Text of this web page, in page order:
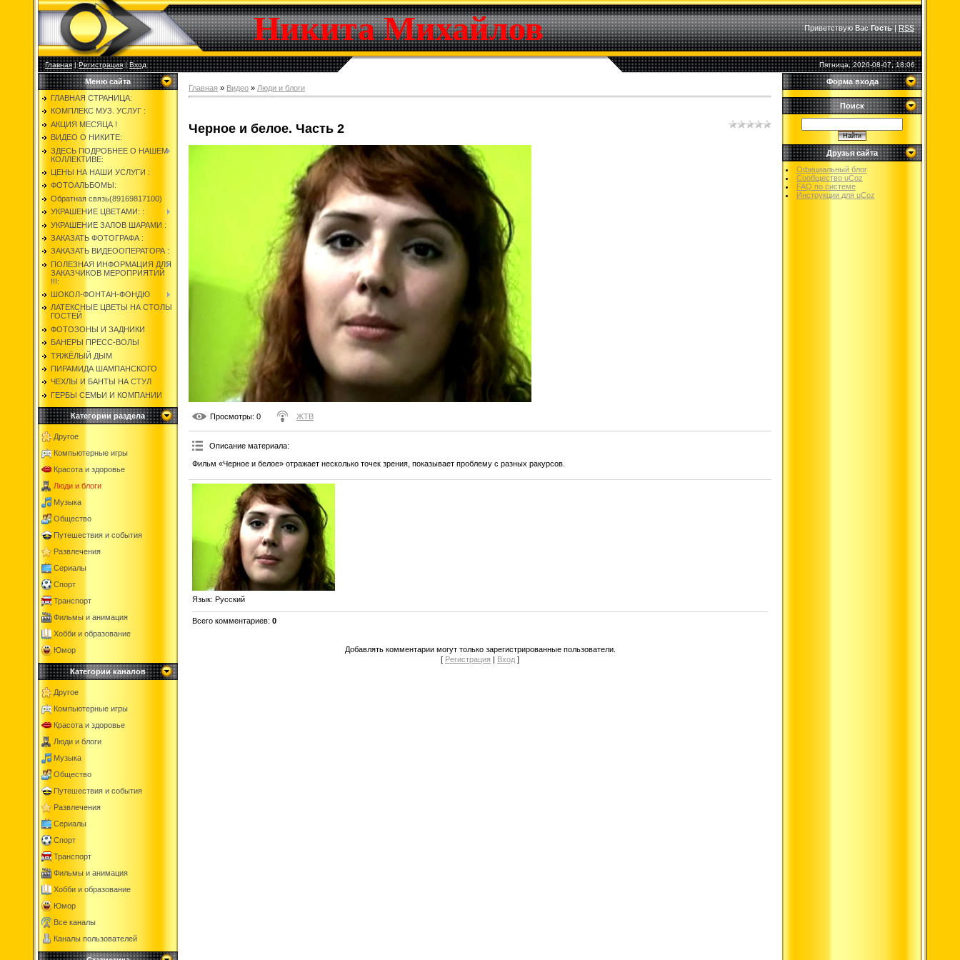
Никита Михайлов Приветствую Вас Гость|RSS
Главная|Регистрация|Вход Пятница, 2026-08-07, 18:06
Меню сайта
ГЛАВНАЯ СТРАНИЦА:
КОМПЛЕКС МУЗ. УСЛУГ :
АКЦИЯ МЕСЯЦА !
ВИДЕО О НИКИТЕ:
ЗДЕСЬ ПОДРОБНЕЕ О НАШЕМ
КОЛЛЕКТИВЕ:
ЦЕНЫ НА НАШИ УСЛУГИ :
ФОТОАЛЬБОМЫ:
Обратная связь(89169817100)
УКРАШЕНИЕ ЦВЕТАМИ: :
УКРАШЕНИЕ ЗАЛОВ ШАРАМИ :
ЗАКАЗАТЬ ФОТОГРАФА :
ЗАКАЗАТЬ ВИДЕООПЕРАТОРА :
ПОЛЕЗНАЯ ИНФОРМАЦИЯ ДЛЯ
ЗАКАЗЧИКОВ МЕРОПРИЯТИЙ
!!!:
ШОКОЛ-ФОНТАН-ФОНДЮ
ЛАТЕКСНЫЕ ЦВЕТЫ НА СТОЛЫ
ГОСТЕЙ
ФОТОЗОНЫ И ЗАДНИКИ
БАНЕРЫ ПРЕСС-ВОЛЫ
ТЯЖЁЛЫЙ ДЫМ
ПИРАМИДА ШАМПАНСКОГО
ЧЕХЛЫ И БАНТЫ НА СТУЛ
ГЕРБЫ СЕМЬИ И КОМПАНИИ
Категории раздела
Другое
Компьютерные игры
Красота и здоровье
Люди и блоги
Музыка
Общество
Путешествия и события
Развлечения
Сериалы
Спорт
Транспорт
Фильмы и анимация
Хобби и образование
Юмор
Категории каналов
Другое
Компьютерные игры
Красота и здоровье
Люди и блоги
Музыка
Общество
Путешествия и события
Развлечения
Сериалы
Спорт
Транспорт
Фильмы и анимация
Хобби и образование
Юмор
Все каналы
Каналы пользователей
Главная » Видео » Люди и блоги
Черное и белое. Часть 2
Просмотры: 0 ЖТВ
Описание материала:
Фильм «Черное и белое» отражает несколько точек зрения, показывает проблему с разных ракурсов.
Язык: Русский
Всего комментариев: 0
Добавлять комментарии могут только зарегистрированные пользователи.
[ Регистрация | Вход ]
Форма входа
Поиск
Друзья сайта
Официальный блог
Сообщество uCoz
FAQ по системе
Инструкции для uCoz